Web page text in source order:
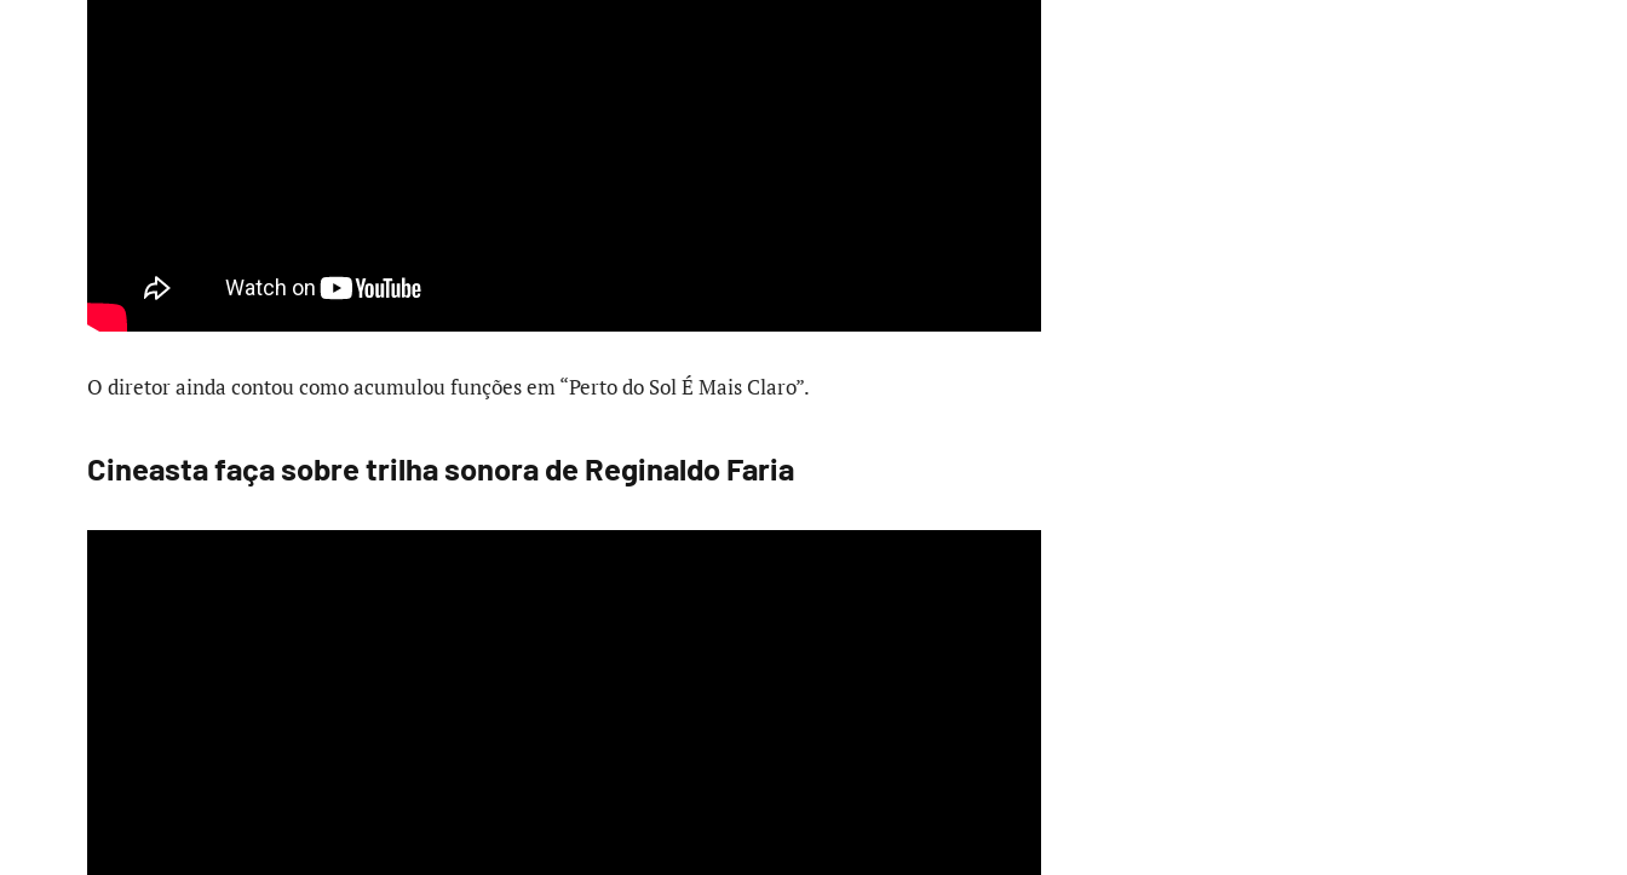
O diretor ainda contou como acumulou funções em “Perto do Sol É Mais Claro”.
Cineasta faça sobre trilha sonora de Reginaldo Faria